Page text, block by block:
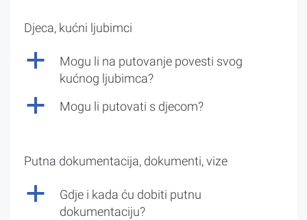
Djeca, kućni ljubimci
a
Mogu li na putovanje povesti svog
kućnog ljubimca?
a Mogu li putovati s djecom?
Putna dokumentacija, dokumenti, vize
a
Gdje i kada ću dobiti putnu
dokumentaciju?